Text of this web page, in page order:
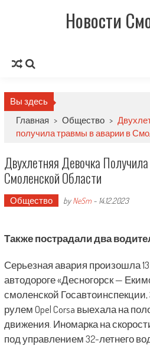
Новости
Вы здесь
Главная > Общество >
получила травмы в аварии в
Двухлетняя Девочка
Смоленской Области
Общество byNeSm- 14.12.2023
Также пострадали два
Серьезная авария произошла 13
автодороге «Десногорск —
смоленской
рулем Opel Corsa выехала на
движения. Иномарка на
под управлением 32-летнего